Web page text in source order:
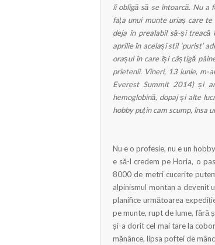
îi obligă să se întoarcă. Nu a
fața unui munte uriaș care te
deja în prealabil să-și treacă
aprilie în același stil ‘purist’
orașul în care își câștigă
prietenii. Vineri, 13 iunie, m-
Everest Summit 2014) și
hemoglobină, dopaj și alte
hobby puțin cam scump, însa
Nu e o profesie, nu e un
e să-l credem pe Horia, o
8000 de metri cucerite
alpinismul montan a devenit
planifice următoarea
pe munte, rupt de lume, fără
și-a dorit cel mai tare la
mănânce, lipsa poftei de